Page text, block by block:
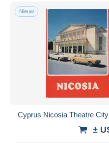
Nieuw
Cyprus Nicosia Theatre
±